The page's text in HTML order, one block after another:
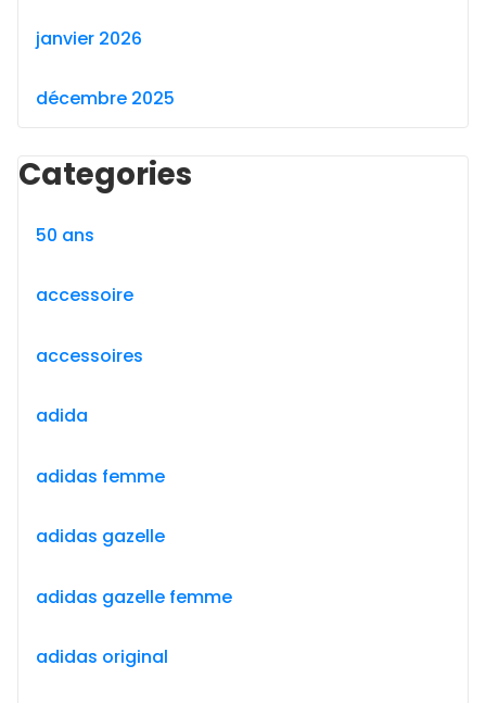
janvier 2026
décembre 2025
Categories
50 ans
accessoire
accessoires
adida
adidas femme
adidas gazelle
adidas gazelle femme
adidas original